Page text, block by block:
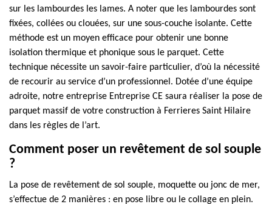
sur les lambourdes les lames. A noter que les lambourdes sont
fixées, collées ou clouées, sur une sous-couche isolante. Cette
méthode est un moyen efficace pour obtenir une bonne
isolation thermique et phonique sous le parquet. Cette
technique nécessite un savoir-faire particulier, d’où la nécessité
de recourir au service d’un professionnel. Dotée d’une équipe
adroite, notre entreprise Entreprise CE saura réaliser la pose de
parquet massif de votre construction à Ferrieres Saint Hilaire
dans les règles de l’art.
Comment poser un revêtement de sol souple
?
La pose de revêtement de sol souple, moquette ou jonc de mer,
s’effectue de 2 manières : en pose libre ou le collage en plein.